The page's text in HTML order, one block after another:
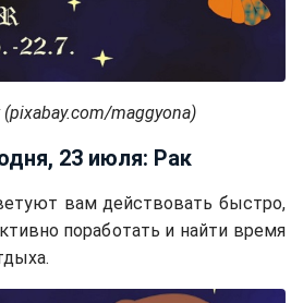
maggyona)
23 июля: Рак
вам действовать быстро,
поработать и найти время